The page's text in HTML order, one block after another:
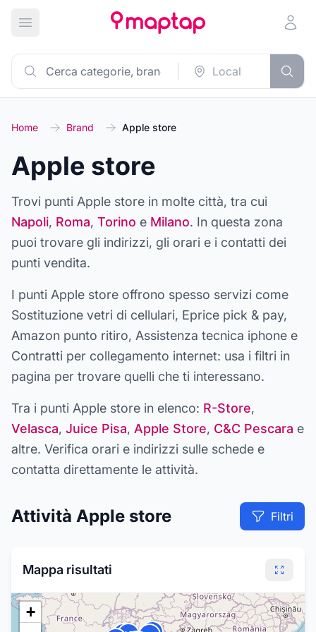
Apri menu principale
Home Brand Apple store
Apple store
Trovi punti Apple store in molte città, tra cui
Napoli, Roma, Torino e Milano. In questa zona
puoi trovare gli indirizzi, gli orari e i contatti dei
punti vendita.
I punti Apple store offrono spesso servizi come
Sostituzione vetri di cellulari, Eprice pick & pay,
Amazon punto ritiro, Assistenza tecnica iphone e
Contratti per collegamento internet: usa i filtri in
pagina per trovare quelli che ti interessano.
Tra i punti Apple store in elenco: R-Store,
Velasca, Juice Pisa, Apple Store, C&C Pescara e
altre. Verifica orari e indirizzi sulle schede e
contatta direttamente le attività.
Attività Apple store Filtri
Mappa risultati
+